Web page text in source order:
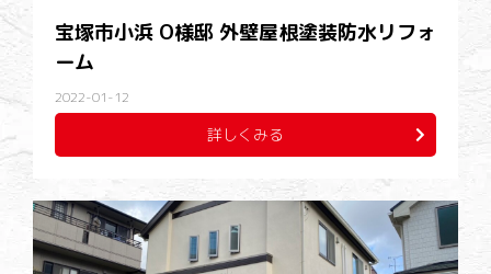
宝塚市小浜 O様邸 外壁屋根塗装防水リフォ
ーム
2022-01-12
詳しくみる